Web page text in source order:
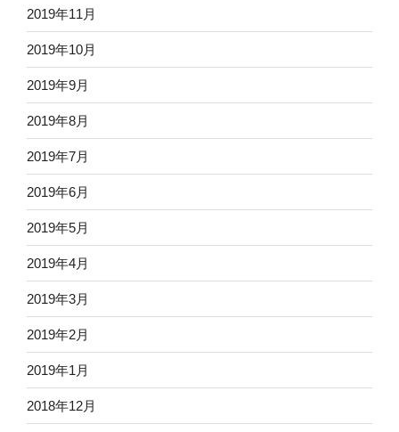
2019年11月
2019年10月
2019年9月
2019年8月
2019年7月
2019年6月
2019年5月
2019年4月
2019年3月
2019年2月
2019年1月
2018年12月